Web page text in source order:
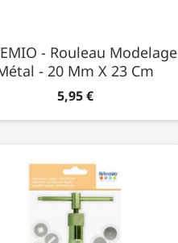
- Rouleau Modelage
- 20 Mm X 23 Cm
5,95 €